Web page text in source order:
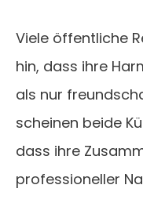
Viele öffentliche
hin, dass ihre
als nur
scheinen beide
dass ihre
professioneller